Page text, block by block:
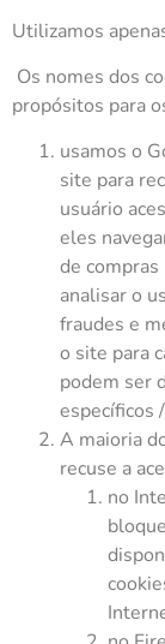
Utilizamos
Os nomes dos
propósitos para
usamos o
site para
usuário
eles
de
analisar o
fraudes e
o site para
podem ser
específicos
A maioria
recuse a
no